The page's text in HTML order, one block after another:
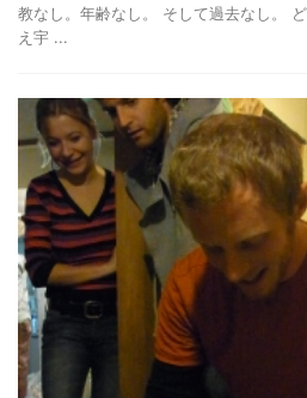
教なし。年齢なし。 そして過去なし。
え宇 ...